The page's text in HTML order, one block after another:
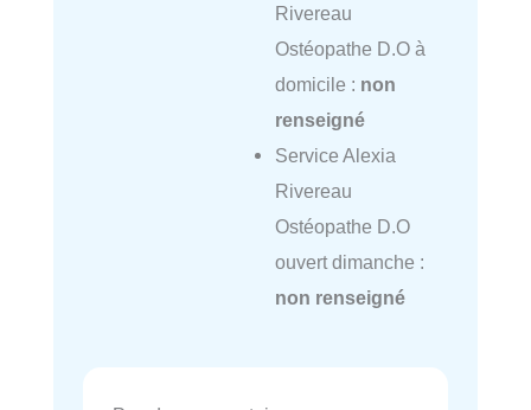
Rivereau
Ostéopathe D.O à
domicile : non
renseigné
Service Alexia
Rivereau
Ostéopathe D.O
ouvert dimanche :
non renseigné